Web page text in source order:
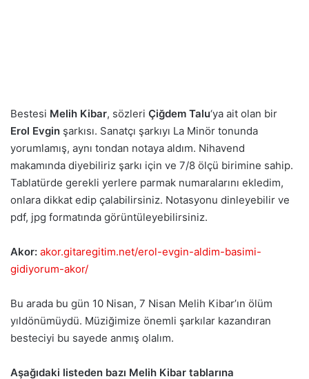
Bestesi Melih Kibar, sözleri Çiğdem Talu‘ya ait olan bir
Erol Evgin şarkısı. Sanatçı şarkıyı La Minör tonunda
yorumlamış, aynı tondan notaya aldım. Nihavend
makamında diyebiliriz şarkı için ve 7/8 ölçü birimine sahip.
Tablatürde gerekli yerlere parmak numaralarını ekledim,
onlara dikkat edip çalabilirsiniz. Notasyonu dinleyebilir ve
pdf, jpg formatında görüntüleyebilirsiniz.
Akor: akor.gitaregitim.net/erol-evgin-aldim-basimi-
gidiyorum-akor/
Bu arada bu gün 10 Nisan, 7 Nisan Melih Kibar’ın ölüm
yıldönümüydü. Müziğimize önemli şarkılar kazandıran
besteciyi bu sayede anmış olalım.
Aşağıdaki listeden bazı Melih Kibar tablarına